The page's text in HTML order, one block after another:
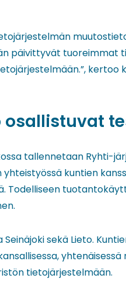
päivittyvät tuoreimmat
kertoo
tallennetaan Ryhti-
kuntien
Todelliseen
sekä Lieto.
tietojärjestelmään.